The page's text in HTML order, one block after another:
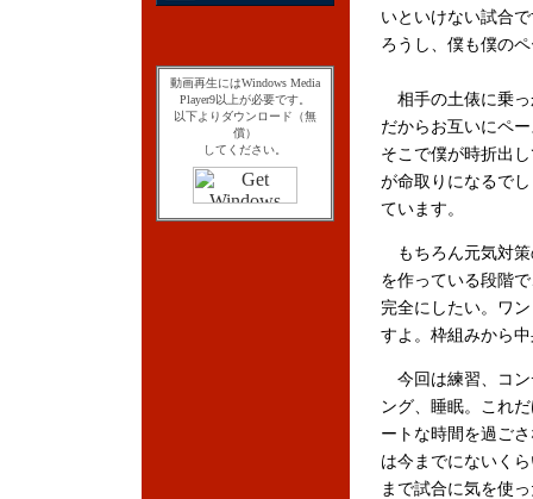
動画再生にはWindows Media
Player9以上が必要です。
以下よりダウンロード（無
償）
してください。
いといけない試合
ろうし、僕も僕の
相手の土俵に乗っ
だからお互いにペ
そこで僕が時折出
が命取りになるで
ています。
もちろん元気対策
を作っている段階
完全にしたい。ワ
すよ。枠組みから
今回は練習、コン
ング、睡眠。これ
ートな時間を過ご
は今までにないく
まで試合に気を使